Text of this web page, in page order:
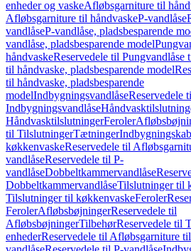
enheder og vaskeAfløbsgarniture til
Afløbsgarniture til håndvaskeP-vandlåse
vandlåseP-vandlåse, pladsbesparende
vandlåse, pladsbesparende model
håndvaskeReservedele til Pungvandlåse
til håndvaske, pladsbesparende model
til håndvaske, pladsbesparende
modelIndbygningsvandlåseReservedele
Indbygningsvandlåse
HåndvasktilslutningerFeroler
til TilslutningerTætninger
køkkenvaskeReservedele til
vandlåseReservedele til P-
vandlåseDobbeltkammervandlåse
DobbeltkammervandlåseTilslutninger til
Tilslutninger til køkkenvaskeFeroler
FerolerAfløbsbøjningerReservedele til
AfløbsbøjningerTilbehørReservedele til
enhederReservedele til Afløbsgarniture